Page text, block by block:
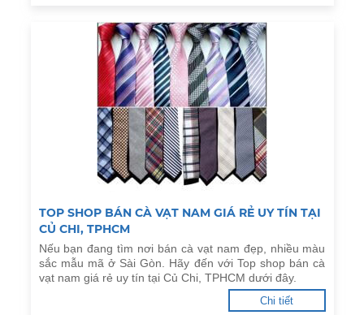
TOP SHOP BÁN CÀ VẠT NAM GIÁ RẺ UY TÍN TẠI
CỦ CHI, TPHCM
Nếu bạn đang tìm nơi bán cà vạt nam đẹp, nhiều màu
sắc mẫu mã ở Sài Gòn. Hãy đến với Top shop bán cà
vạt nam giá rẻ uy tín tại Củ Chi, TPHCM dưới đây.
Chi tiết